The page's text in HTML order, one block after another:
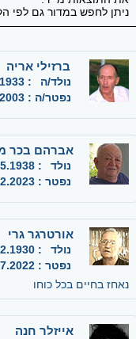
ניתן לחפש במדור גם לפי
ברזילי אריה
נולד/ה :
נפטר/ה :
אברהם בכר
נולד :
נפטר :
אורטרגר גרי
נולד :
נפטר :
נאחז בחיים בכל כוחו
אייזלר חנה